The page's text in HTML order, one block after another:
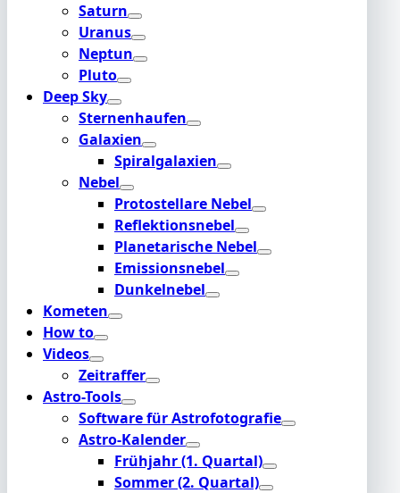
Saturn
Uranus
Neptun
Pluto
Deep Sky
Sternenhaufen
Galaxien
Spiralgalaxien
Nebel
Protostellare Nebel
Reflektionsnebel
Planetarische Nebel
Emissionsnebel
Dunkelnebel
Kometen
How to
Videos
Zeitraffer
Astro-Tools
Software für Astrofotografie
Astro-Kalender
Frühjahr (1. Quartal)
Sommer (2. Quartal)